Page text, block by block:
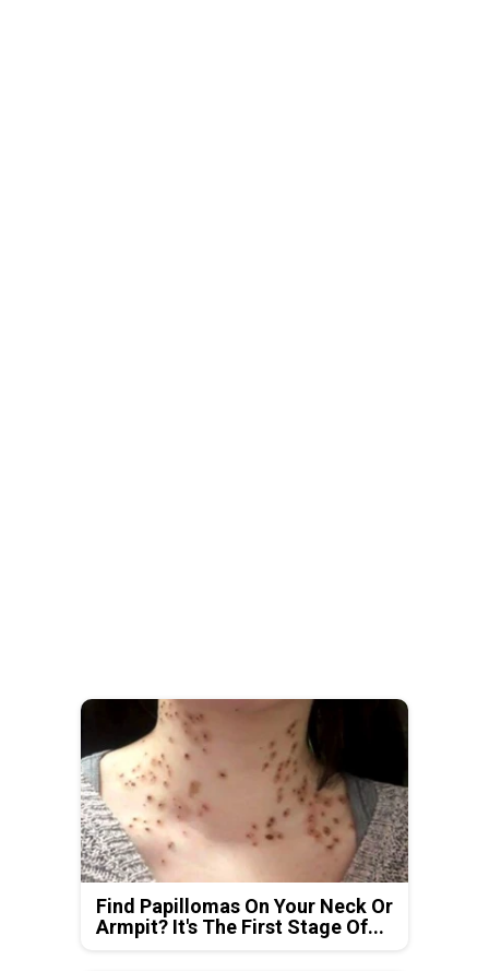
Find Papillomas On Your Neck Or
Armpit? It's The First Stage Of...